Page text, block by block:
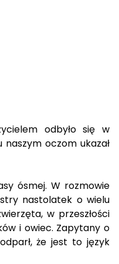
odbyło się w
naszym oczom ukazał
ósmej. W rozmowie
nastolatek o wielu
w przeszłości
i owiec. Zapytany o
że jest to język